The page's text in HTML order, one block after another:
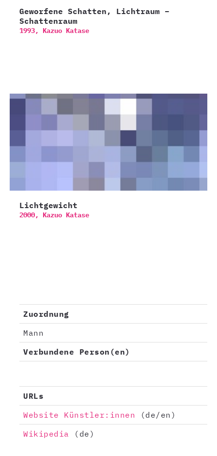
Geworfene Schatten, Lichtraum –
Schattenraum
1993, Kazuo Katase
Lichtgewicht
2000, Kazuo Katase
Zuordnung
Mann
Verbundene Person(en)
URLs
Website Künstler:innen (de/en)
Wikipedia (de)